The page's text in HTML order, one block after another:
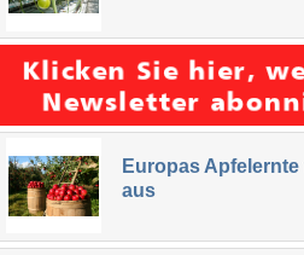
Europas
aus